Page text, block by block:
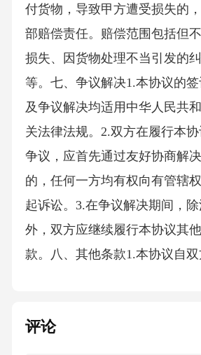
付货物，导致甲方遭受损失的
部赔偿责任。赔偿范围包括但
损失、因货物处理不当引发的
等。七、争议解决1.本协议的
及争议解决均适用中华人民共
关法律法规。2.双方在履行本
争议，应首先通过友好协商解
的，任何一方均有权向有管辖
起诉讼。3.在争议解决期间，
外，双方应继续履行本协议其
款。八、其他条款1.本协议自
由双方另行签订补充协议。补充
评论